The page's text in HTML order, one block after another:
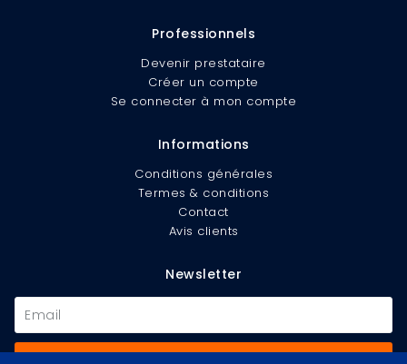
Professionnels
Devenir prestataire
Créer un compte
Se connecter à mon compte
Informations
Conditions générales
Termes & conditions
Contact
Avis clients
Newsletter